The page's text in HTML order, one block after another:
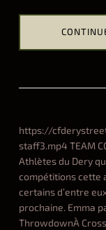
ff
i
a
t
e
s
11.18.2021
https://
staff3.mp4 TEAM
Athlètes du Dery
compétitions cette
certains d’entre
prochaine. Emma
ThrowdownÀ